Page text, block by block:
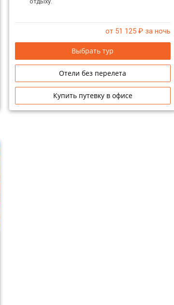
от 51 125₽ за ночь
Выбрать тур
Отели без перелета
Купить путевку в офисе